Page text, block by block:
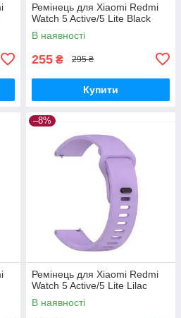
Ремінець для Xiaomi Redmi
Watch 5 Active/5 Lite Black
В наявності
255 ₴ 295 ₴
Купити
–8%
Ремінець для Xiaomi Redmi
Watch 5 Active/5 Lite Lilac
В наявності